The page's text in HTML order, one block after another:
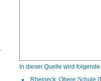
In dieser Quelle wird
Rheineck, Obere Schule